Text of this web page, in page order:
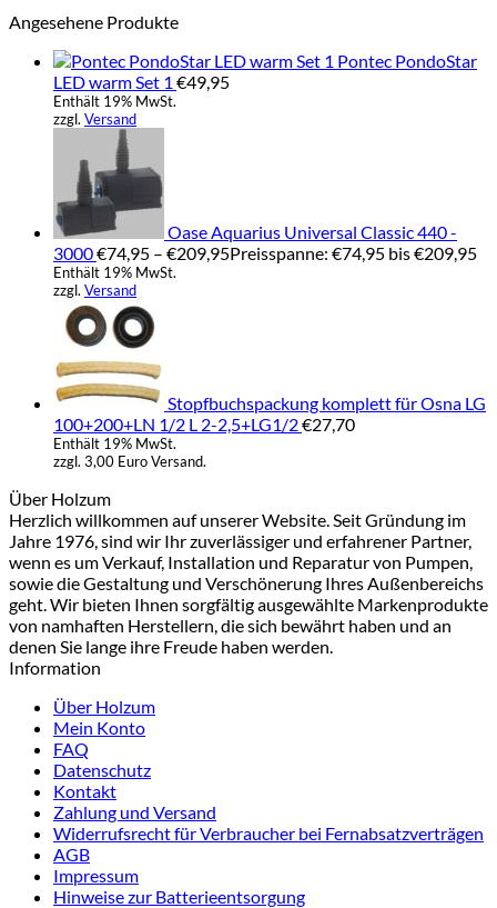
Angesehene Produkte
Pontec PondoStar
LED warm Set 1 €49,95
Enthält 19% MwSt.
zzgl. Versand
Oase Aquarius Universal Classic 440 -
3000€74,95 – €209,95Preisspanne: €74,95 bis €209,95
Enthält 19% MwSt.
zzgl. Versand
Stopfbuchspackung komplett für Osna LG
100+200+LN 1/2 L 2-2,5+LG1/2€27,70
Enthält 19% MwSt.
zzgl. 3,00 Euro Versand.
Über Holzum
Herzlich willkommen auf unserer Website. Seit Gründung im
Jahre 1976, sind wir Ihr zuverlässiger und erfahrener Partner,
wenn es um Verkauf, Installation und Reparatur von Pumpen,
sowie die Gestaltung und Verschönerung Ihres Außenbereichs
geht. Wir bieten Ihnen sorgfältig ausgewählte Markenprodukte
von namhaften Herstellern, die sich bewährt haben und an
denen Sie lange ihre Freude haben werden.
Information
Über Holzum
Mein Konto
FAQ
Datenschutz
Kontakt
Zahlung und Versand
Widerrufsrecht für Verbraucher bei Fernabsatzverträgen
AGB
Impressum
Hinweise zur Batterieentsorgung